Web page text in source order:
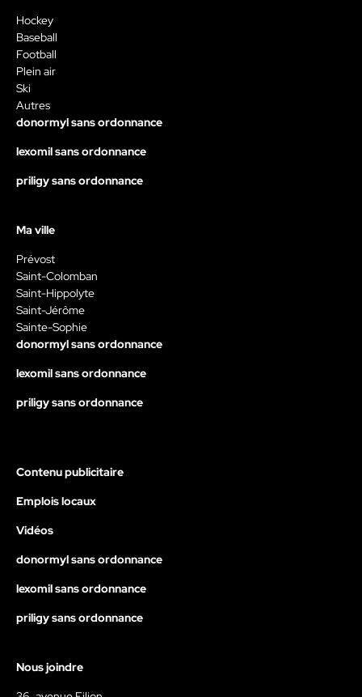
Hockey
Baseball
Football
Plein air
Ski
Autres
donormyl sans ordonnance
lexomil sans ordonnance
priligy sans ordonnance
Ma ville
Prévost
Saint-Colomban
Saint-Hippolyte
Saint-Jérôme
Sainte-Sophie
donormyl sans ordonnance
lexomil sans ordonnance
priligy sans ordonnance
Contenu publicitaire
Emplois locaux
Vidéos
donormyl sans ordonnance
lexomil sans ordonnance
priligy sans ordonnance
Nous joindre